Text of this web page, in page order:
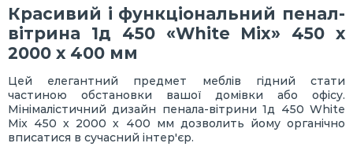
Красивий і функціональний пенал-
вітрина 1д 450 «White Mix» 450 х
2000 х 400 мм
Цей елегантний предмет меблів гідний стати
частиною обстановки вашої домівки або офісу.
Мінімалістичний дизайн пенала-вітрини 1д 450 White
Mix 450 х 2000 х 400 мм дозволить йому органічно
вписатися в сучасний інтер'єр.